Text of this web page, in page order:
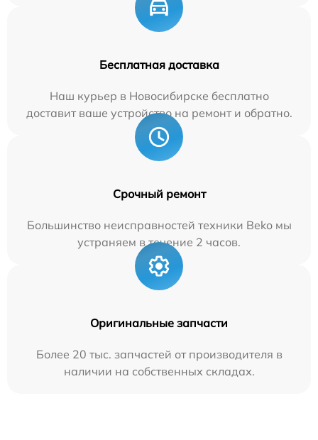
Бесплатная доставка
Наш курьер в Новосибирске бесплатно
доставит ваше устройство на ремонт и обратно.
Срочный ремонт
Большинство неисправностей техники Beko мы
устраняем в течение 2 часов.
Оригинальные запчасти
Более 20 тыс. запчастей от производителя в
наличии на собственных складах.